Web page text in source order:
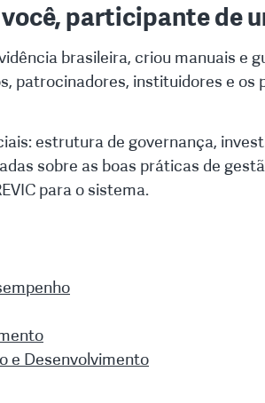
participante de
brasileira, criou manuais e
patrocinadores, instituidores e os
estrutura de governança,
sobre as boas práticas de
para o sistema.
e Desenvolvimento